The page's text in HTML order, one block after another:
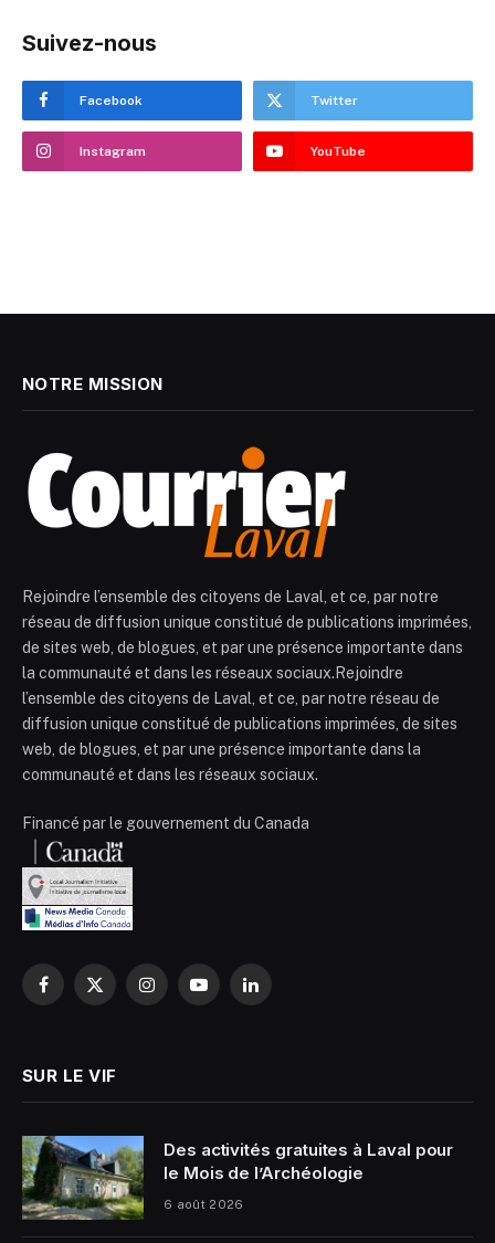
Suivez-nous
Facebook Twitter
Instagram YouTube
NOTRE MISSION
Rejoindre l’ensemble des citoyens de Laval, et ce, par notre
réseau de diffusion unique constitué de publications imprimées,
de sites web, de blogues, et par une présence importante dans
la communauté et dans les réseaux sociaux.Rejoindre
l’ensemble des citoyens de Laval, et ce, par notre réseau de
diffusion unique constitué de publications imprimées, de sites
web, de blogues, et par une présence importante dans la
communauté et dans les réseaux sociaux.
Financé par le gouvernement du Canada
Facebook
X
InstagramYouTubeLinkedIn
SUR LE VIF
Des activités gratuites à Laval pour
le Mois de l’Archéologie
6 août 2026